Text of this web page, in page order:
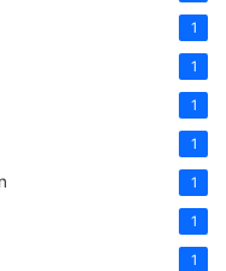
1
1
1
1
1
1
1